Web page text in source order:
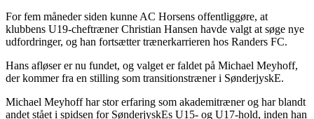
For fem måneder siden kunne AC Horsens offentliggøre, at
klubbens U19-cheftræner Christian Hansen havde valgt at søge nye
udfordringer, og han fortsætter trænerkarrieren hos Randers FC.
Hans afløser er nu fundet, og valget er faldet på Michael Meyhoff,
der kommer fra en stilling som transitionstræner i SønderjyskE.
Michael Meyhoff har stor erfaring som akademitræner og har blandt
andet stået i spidsen for SønderjyskEs U15- og U17-hold, inden han